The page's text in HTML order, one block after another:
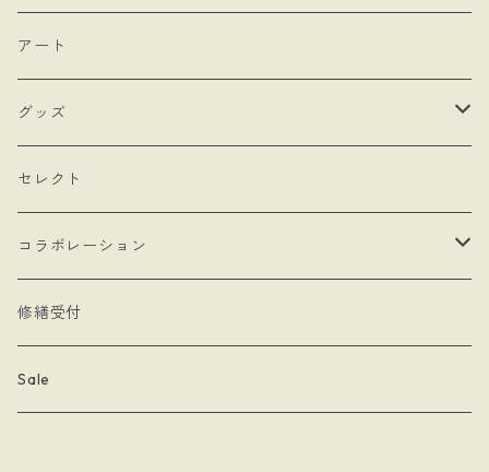
- モロッカンチャーム
- hand
- Drop Rose
- 本型チャーム
- Lady & Royal
- 月星夜
- ネックレスタイプ
- シングルタイプ
- チェーン・カラビナ
- ブローチ
- 耳飾り
- ネックレス
アート
グッズ
- バッグ
- ステッカー
- クリーナークロス
- 文房具
セレクト
コラボレーション
limboussole
こまっちゃん
修繕受付
Sale